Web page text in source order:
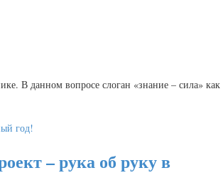
В данном вопросе слоган «знание – сила» как
– рука об руку в